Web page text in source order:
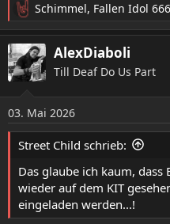
R
e
a
k
t
n
e
n
Schimmel, Fallen Idol 666
AlexDiaboli
Till Deaf Do Us Part
03. Mai 2026
Street Child schrieb:
Das glaube ich kaum, dass
wieder auf dem KIT
eingeladen werden...!